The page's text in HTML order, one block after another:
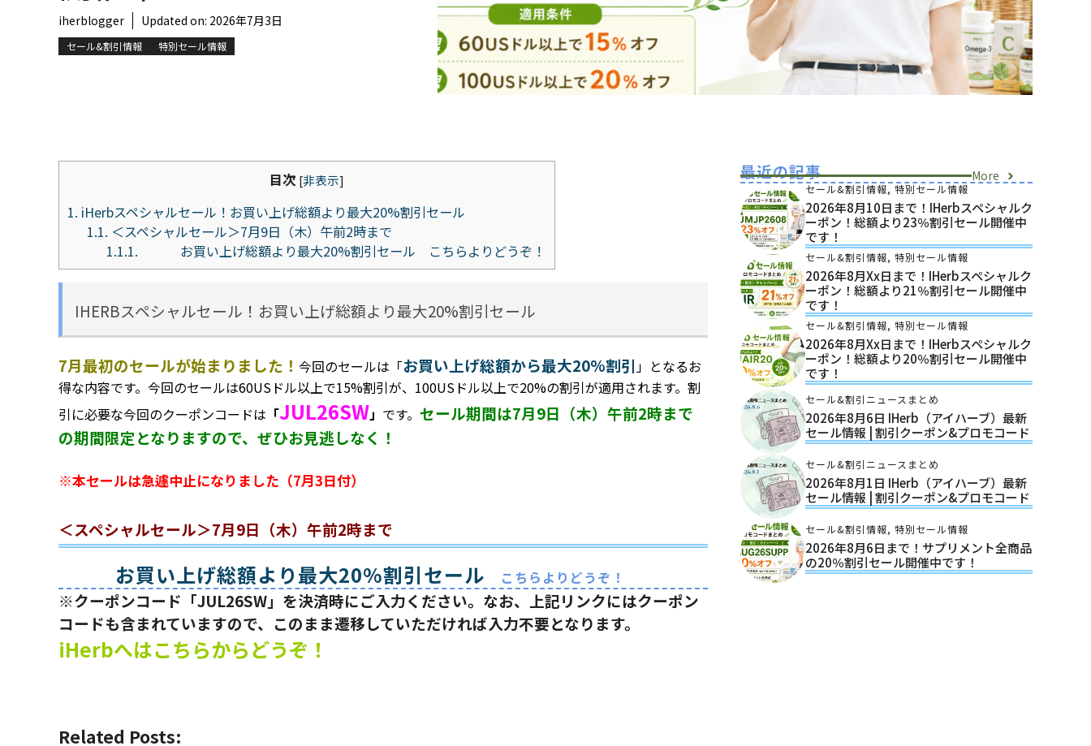
iherblogger Updated on: 2026年7月3日
セール&割引情報 特別セール情報
目次 [非表示]
1. iHerbスペシャルセール！お買い上げ総額より最大20%割引セール
1.1. ＜スペシャルセール＞7月9日（木）午前2時まで
1.1.1. お買い上げ総額より最大20%割引セール こちらよりどうぞ！
IHERBスペシャルセール！お買い上げ総額より最大20%割引セール
7月最初のセールが始まりました！ 今回のセールは 「お買い上げ総額から最大20%割引」となるお
得な内容です。今回のセールは60USドル以上で15%割引が、100USドル以上で20%の割引が適用されます。割
引に必要な今回のクーポンコードは 「JUL26SW」 です。 セール期間は7月9日（木）午前2時まで
の期間限定となりますので、ぜひお見逃しなく！
※本セールは急遽中止になりました（7月3日付）
＜スペシャルセール＞7月9日（木）午前2時まで
お買い上げ総額より最大20%割引セール こちらよりどうぞ！
※クーポンコード「JUL26SW」を決済時にご入力ください。なお、上記リンクにはクーポン
コードも含まれていますので、このまま遷移していただければ入力不要となります。
iHerbへはこちらからどうぞ！
Related Posts:
最近の記事 More
セール&割引情報, 特別セール情報
2026年8月10日まで！iHerbスペシャルク
ーポン！総額より23％割引セール開催中
です！
セール&割引情報, 特別セール情報
2026年8月xx日まで！iHerbスペシャルク
ーポン！総額より21％割引セール開催中
です！
セール&割引情報, 特別セール情報
2026年8月xx日まで！iHerbスペシャルク
ーポン！総額より20％割引セール開催中
です！
セール&割引ニュースまとめ
2026年8月6日 IHerb（アイハーブ）最新
セール情報 | 割引クーポン&プロモコード
セール&割引ニュースまとめ
2026年8月1日 IHerb（アイハーブ）最新
セール情報 | 割引クーポン&プロモコード
セール&割引情報, 特別セール情報
2026年8月6日まで！サプリメント全商品
の20％割引セール開催中です！